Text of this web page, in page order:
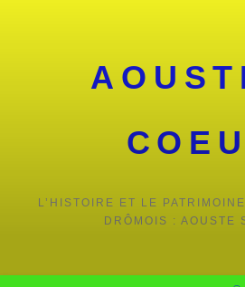
L’HISTOIRE ET LE
DRÔMOIS : AOUSTE